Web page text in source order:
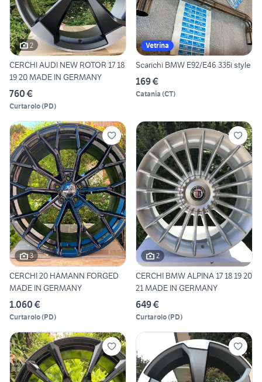
2
CERCHI AUDI NEW ROTOR 17 18
19 20 MADE IN GERMANY
760 €
Curtarolo(PD)
Vetrina
Scarichi BMW E92/E46 335i style
169 €
Catania (CT)
3
CERCHI 20 HAMANN FORGED
MADE IN GERMANY
1.060 €
Curtarolo(PD)
2
CERCHI BMW ALPINA 17 18 19 20
21 MADE IN GERMANY
649 €
Curtarolo(PD)